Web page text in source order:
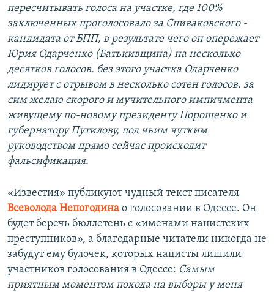
пересчитывать голоса на участке, где 100%
заключенных проголосовало за Спиваковского -
кандидата от БПП, в результате чего он опережает
Юрия Одарченко (Батькивщина) на несколько
десятков голосов. без этого участка Одарченко
лидирует с отрывом в несколько сотен голосов. за
сим желаю скорого и мучительного импичмента
живущему по-новому президенту Порошенко и
губернатору Путилову, под чьим чутким
руководством прямо сейчас происходит
фальсификация.
«Известия» публикуют чудный текст писателя
Всеволода Непогодина о голосовании в Одессе. Он
будет беречь бюллетень с «именами нацистских
преступников», а благодарные читатели никогда не
забудут ему булочек, которых нацисты лишили
участников голосования в Одессе: Самым
приятным моментом похода на выборы у меня